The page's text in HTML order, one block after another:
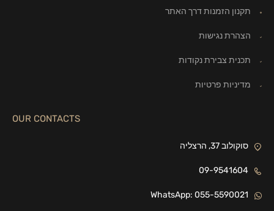
תקנון הזמנות דרך האתר
הצהרת נגישות
תכנית צבירת נקודות
מדיניות פרטיות
OUR CONTACTS
סוקולוב 37, הרצליה
09-9541604
WhatsApp: 055-5590021